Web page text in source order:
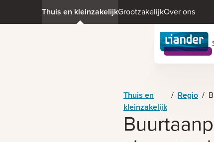
Thuis en kleinzakelijkGrootzakelijkOver ons
Thuis en
kleinzakelijk
/ Regio /